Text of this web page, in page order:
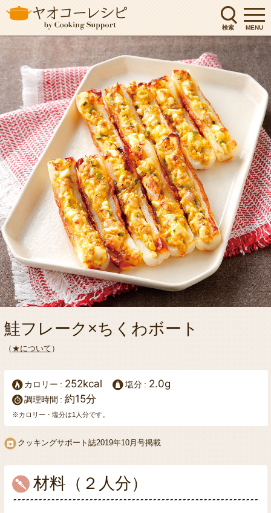
検索 MENU
鮭フレーク×ちくわボート
（ ★について ）
カロリー 252kcal 塩分 2.0g
調理時間 約15分
※カロリー・塩分は1人分です。
クッキングサポート誌2019年10月号掲載
材料（２人分）